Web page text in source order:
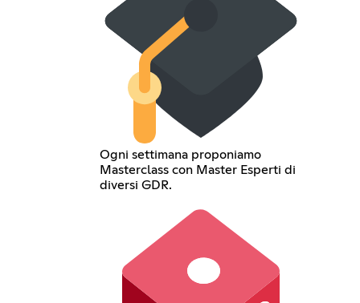
Ogni settimana proponiamo
Masterclass con Master Esperti di
diversi GDR.